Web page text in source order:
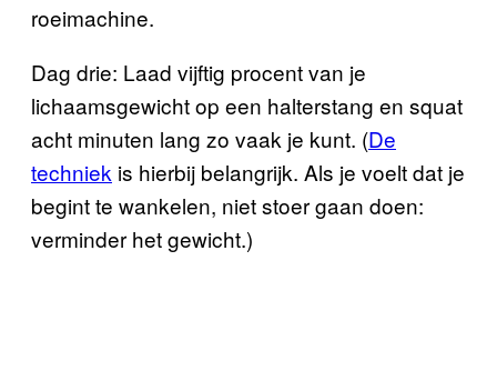
roeimachine.
Dag drie: Laad vijftig procent van je
lichaamsgewicht op een halterstang en squat
acht minuten lang zo vaak je kunt. (De
techniek is hierbij belangrijk. Als je voelt dat je
begint te wankelen, niet stoer gaan doen:
verminder het gewicht.)